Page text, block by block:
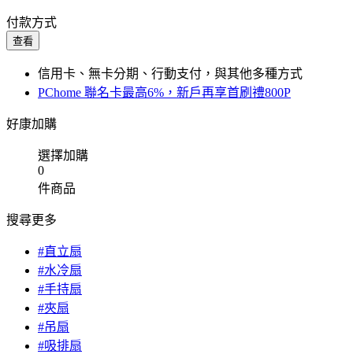
付款方式
查看
信用卡、無卡分期、行動支付，與其他多種方式
PChome 聯名卡最高6%，新戶再享首刷禮800P
好康加購
選擇加購
0
件商品
搜尋更多
#直立扇
#水冷扇
#手持扇
#夾扇
#吊扇
#吸排扇